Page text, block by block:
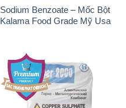
Sodium Benzoate – Mốc Bột
Kalama Food Grade Mỹ Usa